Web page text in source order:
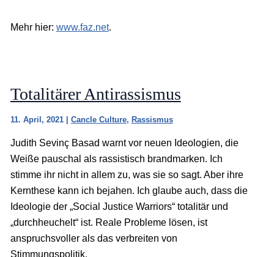
Mehr hier: www.faz.net.
Totalitärer Antirassismus
11. April, 2021 Cancle Culture, Rassismus
Judith Sevinç Basad warnt vor neuen Ideologien, die
Weiße pauschal als rassistisch brandmarken. Ich
stimme ihr nicht in allem zu, was sie so sagt. Aber ihre
Kernthese kann ich bejahen. Ich glaube auch, dass die
Ideologie der „Social Justice Warriors“ totalitär und
„durchheuchelt“ ist. Reale Probleme lösen, ist
anspruchsvoller als das verbreiten von
Stimmungspolitik.